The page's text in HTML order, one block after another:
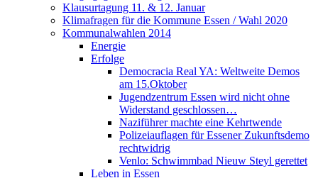
Klausurtagung 11. & 12. Januar
Klimafragen für die Kommune Essen / Wahl 2020
Kommunalwahlen 2014
Energie
Erfolge
Democracia Real YA: Weltweite Demos
am 15.Oktober
Jugendzentrum Essen wird nicht ohne
Widerstand geschlossen…
Naziführer machte eine Kehrtwende
Polizeiauflagen für Essener Zukunftsdemo
rechtwidrig
Venlo: Schwimmbad Nieuw Steyl gerettet
Leben in Essen